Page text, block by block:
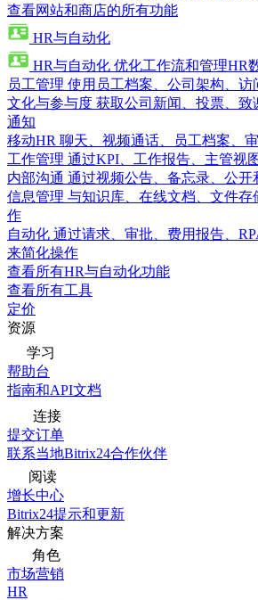
查看网站和商店的所有功能
HR与自动化
HR与自动化 优化工作流和管理HR
员工管理 使用员工档案、公司架构、访
文化与参与度 获取公司新闻、投票、致
通知
移动HR 聊天、视频通话、员工档案、
工作管理 通过KPI、工作报告、主管视
内部沟通 通过视频公告、备忘录、公开
信息管理 与知识库、在线文档、文件存
作
自动化 通过请求、审批、费用报告、
来简化操作
查看所有HR与自动化功能
查看所有工具
定价
资源
学习
帮助台
指南和API文档
连接
提交订单
联系当地Bitrix24合作伙伴
阅读
增长中心
Bitrix24提示和更新
解决方案
角色
市场营销
HR